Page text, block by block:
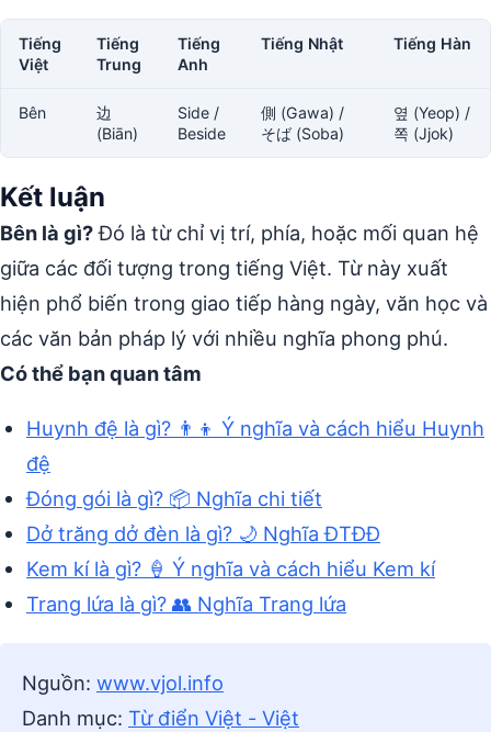
Tiếng
Việt
Tiếng
Trung
Tiếng
Anh
Tiếng Nhật Tiếng Hàn
Bên
边
(Biān)
Side /
Beside
側 (Gawa) /
そば (Soba)
옆 (Yeop) /
쪽 (Jjok)
Kết luận
Bên là gì?Đó là từ chỉ vị trí, phía, hoặc mối quan hệ
giữa các đối tượng trong tiếng Việt. Từ này xuất
hiện phổ biến trong giao tiếp hàng ngày, văn học và
các văn bản pháp lý với nhiều nghĩa phong phú.
Có thể bạn quan tâm
Huynh đệ là gì? 👨‍👦 Ý nghĩa và cách hiểu Huynh
đệ
Đóng gói là gì? 📦 Nghĩa chi tiết
Dở trăng dở đèn là gì? 🌙 Nghĩa ĐTĐĐ
Kem kí là gì? 🍦 Ý nghĩa và cách hiểu Kem kí
Trang lứa là gì? 👥 Nghĩa Trang lứa
Nguồn: www.vjol.info
Danh mục: Từ điển Việt - Việt